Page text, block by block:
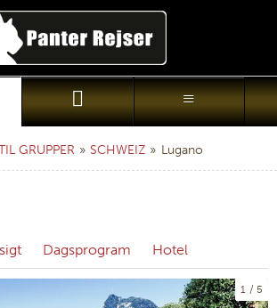
GRUPPER » SCHWEIZ » Lugano
Dagsprogram Hotel
1 5